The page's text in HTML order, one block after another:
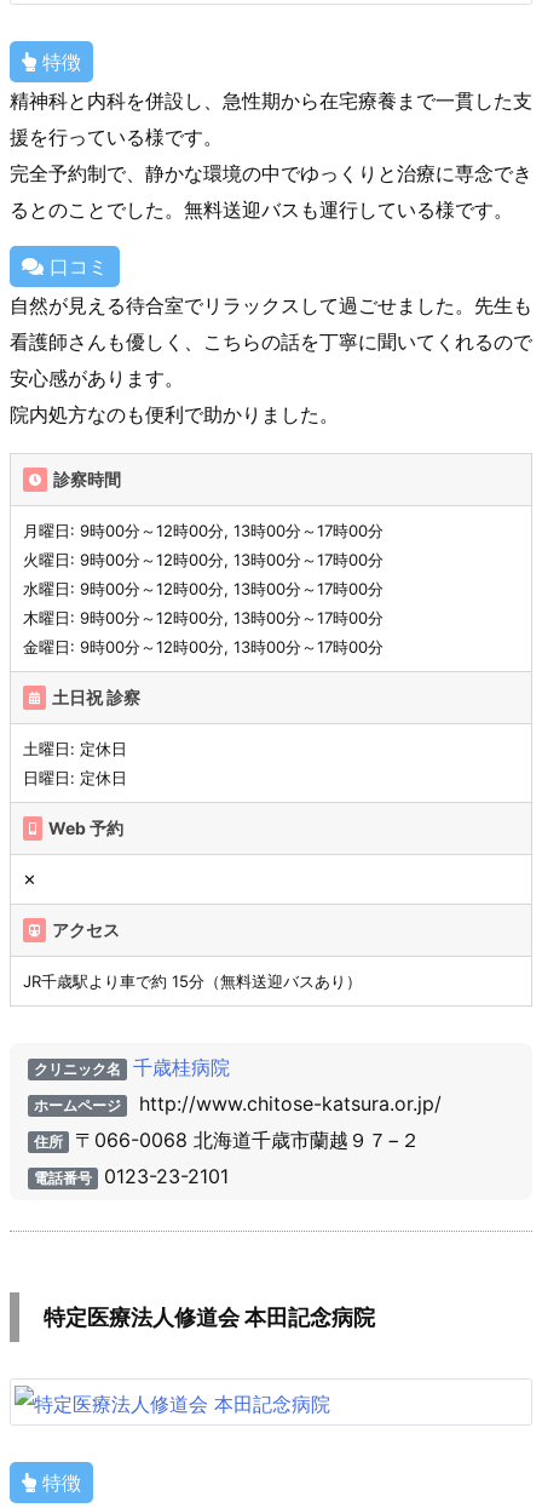
特徴
精神科と内科を併設し、急性期から在宅療養まで一貫した支
援を行っている様です。
完全予約制で、静かな環境の中でゆっくりと治療に専念でき
るとのことでした。無料送迎バスも運行している様です。
口コミ
自然が見える待合室でリラックスして過ごせました。先生も
看護師さんも優しく、こちらの話を丁寧に聞いてくれるので
安心感があります。
院内処方なのも便利で助かりました。
診察時間
月曜日: 9時00分～12時00分, 13時00分～17時00分
火曜日: 9時00分～12時00分, 13時00分～17時00分
水曜日: 9時00分～12時00分, 13時00分～17時00分
木曜日: 9時00分～12時00分, 13時00分～17時00分
金曜日: 9時00分～12時00分, 13時00分～17時00分
土日祝 診察
土曜日: 定休日
日曜日: 定休日
Web 予約
✕
アクセス
JR千歳駅より車で約 15分（無料送迎バスあり）
クリニック名 千歳桂病院
ホームページ http://www.chitose-katsura.or.jp/
住所 〒066-0068 北海道千歳市蘭越９７−２
電話番号 0123-23-2101
特定医療法人修道会 本田記念病院
特徴